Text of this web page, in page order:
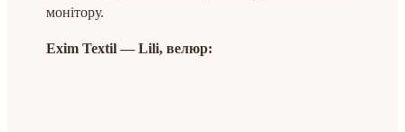
монітору.
Exim Textil ― Lili, велюр: